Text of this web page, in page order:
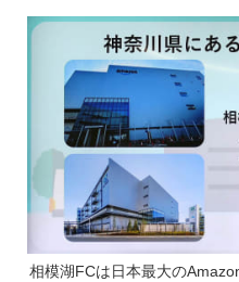
相模湖FCは日本最大の